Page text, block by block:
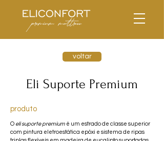
voltar
Eli Suporte Premium
produto
O eli suporte premium é um estrado de classe superior
com pintura eletroestática epóxi e sistema de ripas